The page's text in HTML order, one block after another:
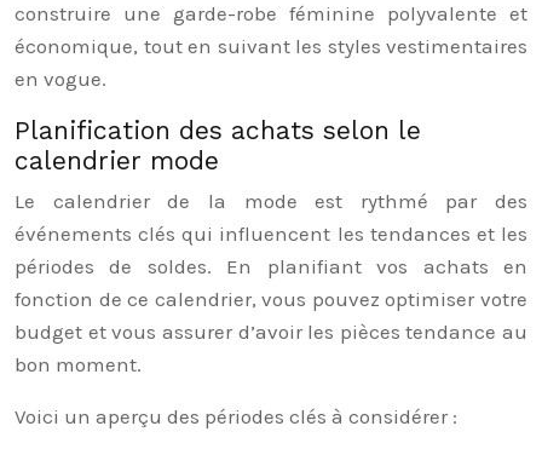
construire une garde-robe féminine polyvalente et
économique, tout en suivant les styles vestimentaires
en vogue.
Planification des achats selon le
calendrier mode
Le calendrier de la mode est rythmé par des
événements clés qui influencent les tendances et les
périodes de soldes. En planifiant vos achats en
fonction de ce calendrier, vous pouvez optimiser votre
budget et vous assurer d’avoir les pièces tendance au
bon moment.
Voici un aperçu des périodes clés à considérer :